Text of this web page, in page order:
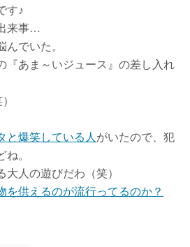
す♪
来事…
んでいた。
『あま～いジュース』の差し入れ
と爆笑している人 がいたので、犯
ね。
人の遊びだわ（笑）
を供えるのが流行ってるのか？